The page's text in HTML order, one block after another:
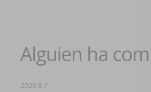
Alguien ha
2026.8.7